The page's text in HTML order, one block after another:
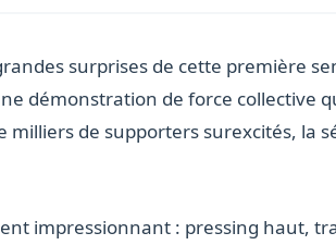
surprises de cette première
démonstration de force collective
de supporters surexcités, la
impressionnant : pressing haut,